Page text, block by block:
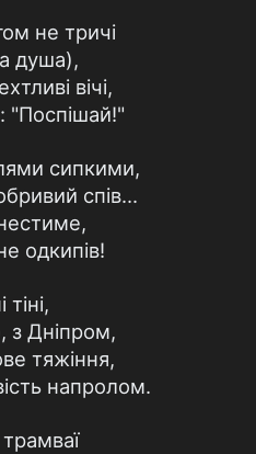
не тричі
душа),
вічі,
"Поспішай!"
сипкими,
спів...
одкипів!
з Дніпром,
тяжіння,
напролом.